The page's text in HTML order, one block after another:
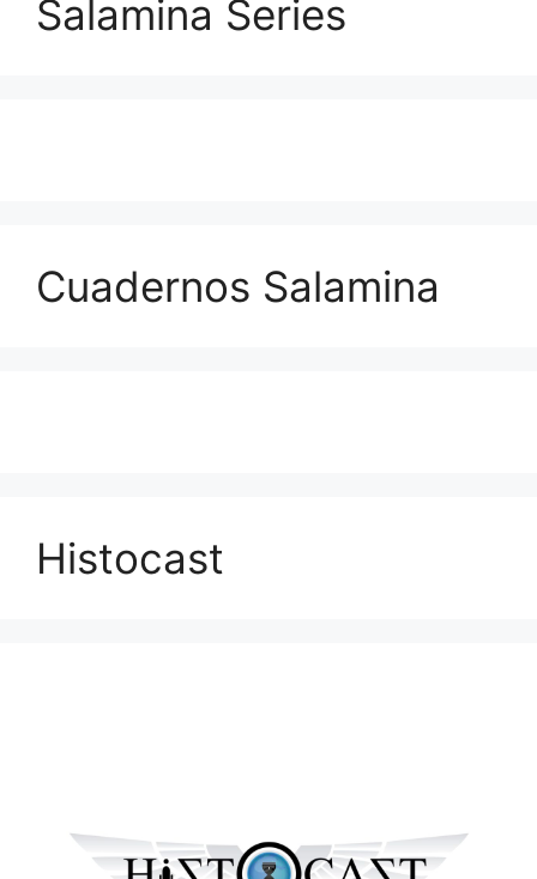
Salamina Series
Cuadernos Salamina
Histocast